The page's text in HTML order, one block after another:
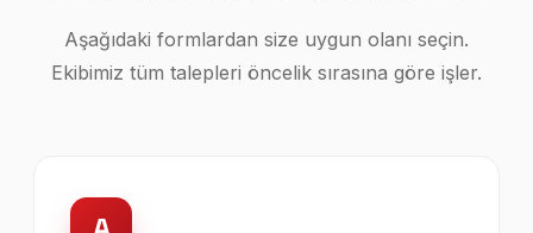
Aşağıdaki formlardan size uygun olanı seçin.
Ekibimiz tüm talepleri öncelik sırasına göre işler.